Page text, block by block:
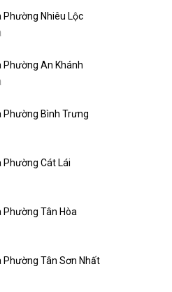
Phường Nhiêu Lộc
Phường An Khánh
Phường Bình Trưng
Phường Cát Lái
Phường Tân Hòa
Phường Tân Sơn Nhất